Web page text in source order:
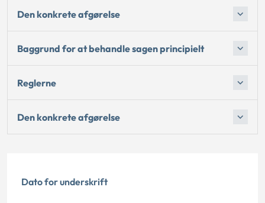
Den konkrete afgørelse
Baggrund for at behandle sagen principielt
Reglerne
Den konkrete afgørelse
Dato for underskrift